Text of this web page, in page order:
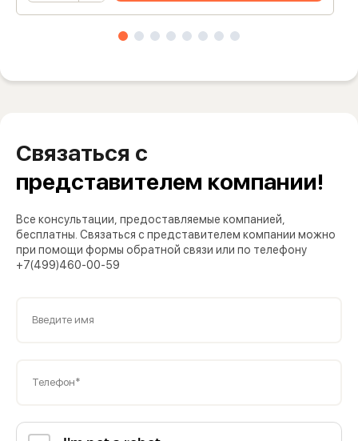
Связаться с
представителем компании!
Все консультации, предоставляемые компанией,
бесплатны. Связаться с представителем компании можно
при помощи формы обратной связи или по телефону
+7(499)460-00-59
Введите имя
Телефон*